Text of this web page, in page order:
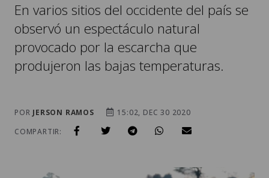
En varios sitios del occidente del país se
observó un espectáculo natural
provocado por la escarcha que
produjeron las bajas temperaturas.
POR JERSON RAMOS
15:02, DEC 30 2020
COMPARTIR: